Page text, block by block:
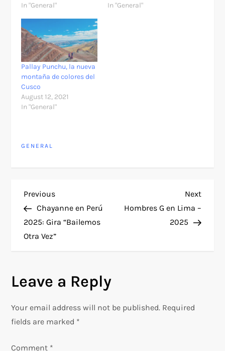
In "General"
In "General"
Pallay Punchu, la nueva
montaña de colores del
Cusco
August 12, 2021
In "General"
GENERAL
P
o
s
n
a
Previous
Post
Previous
Chayanne en Perú
2025: Gira “Bailemos
Otra Vez”
Next
Post
Next
Hombres G en Lima –
2025
Leave a Reply
Your email address will not be published. Required
fields are marked *
Comment *